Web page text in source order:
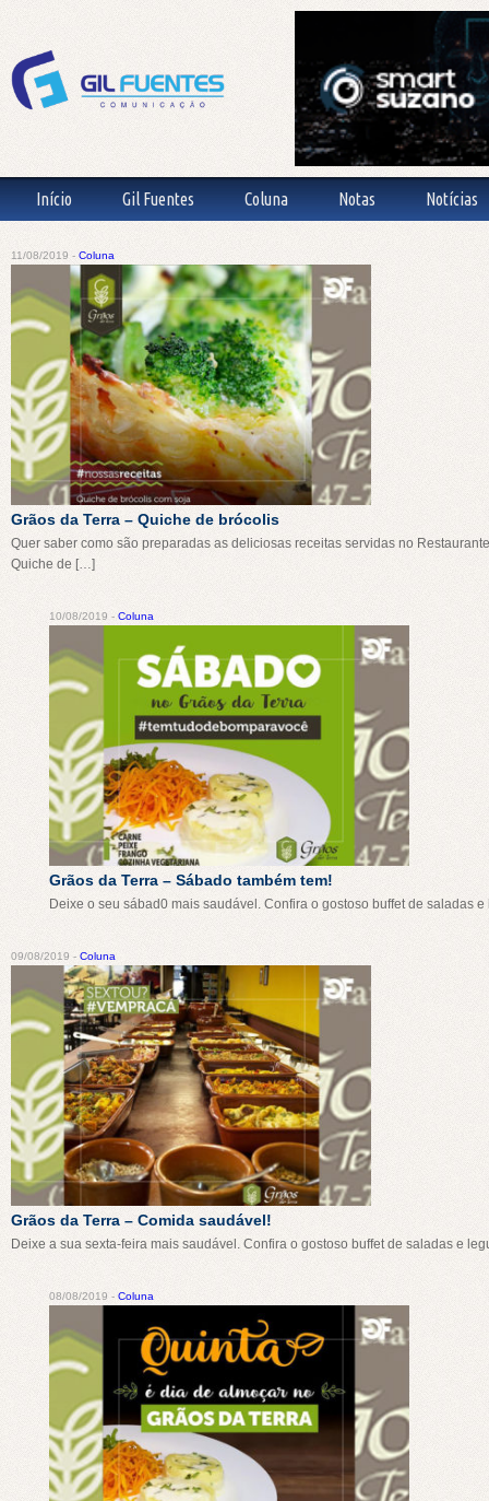
Início Gil Fuentes Coluna Notas Notícias
11/08/2019 - Coluna
Grãos da Terra – Quiche de brócolis
Quer saber como são preparadas as deliciosas receitas servidas no
Quiche de […]
10/08/2019 - Coluna
Grãos da Terra – Sábado também tem!
Deixe o seu sábad0 mais saudável. Confira o gostoso buffet de saladas
09/08/2019 - Coluna
Grãos da Terra – Comida saudável!
Deixe a sua sexta-feira mais saudável. Confira o gostoso buffet de saladas e
08/08/2019 - Coluna